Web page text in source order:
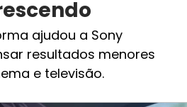
ajudou a Sony
resultados menores
e televisão.